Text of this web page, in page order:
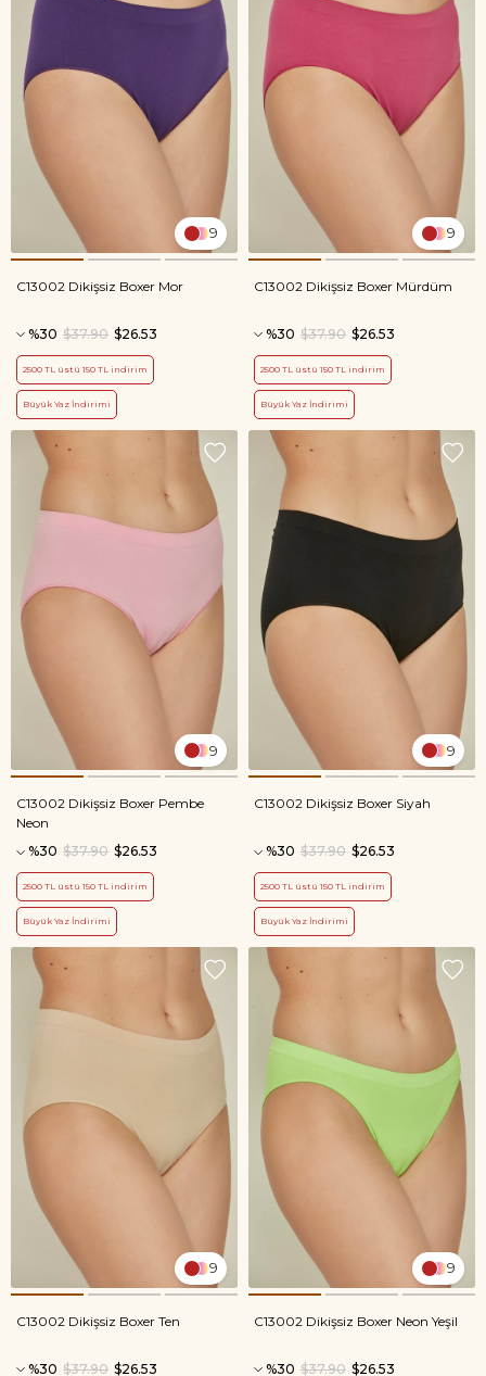
9
C13002 Dikişsiz Boxer Mor
%30 $26.53
$37.90
2500 TL üstü 150 TL indirim
Büyük Yaz İndirimi
9
C13002 Dikişsiz Boxer Mürdüm
%30 $26.53
$37.90
2500 TL üstü 150 TL indirim
Büyük Yaz İndirimi
9
C13002 Dikişsiz Boxer Pembe
Neon
%30
$26.53
$37.90
2500 TL üstü 150 TL indirim
Büyük Yaz İndirimi
9
C13002 Dikişsiz Boxer Siyah
%30 $26.53
$37.90
2500 TL üstü 150 TL indirim
Büyük Yaz İndirimi
9
C13002 Dikişsiz Boxer Ten
%30 $26.53
$37.90
9
C13002 Dikişsiz Boxer Neon Yeşil
%30 $26.53
$37.90